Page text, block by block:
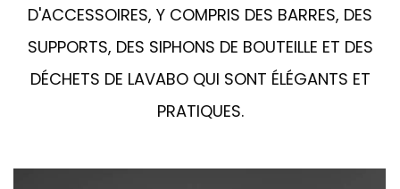
D'ACCESSOIRES, Y COMPRIS DES BARRES, DES
SUPPORTS, DES SIPHONS DE BOUTEILLE ET DES
DÉCHETS DE LAVABO QUI SONT ÉLÉGANTS ET
PRATIQUES.